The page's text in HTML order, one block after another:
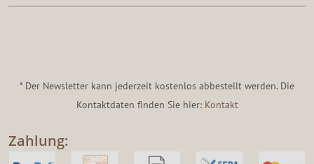
* Der Newsletter kann jederzeit kostenlos abbestellt werden. Die
Kontaktdaten finden Sie hier: Kontakt
Zahlung: